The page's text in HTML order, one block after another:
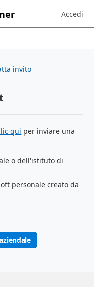
Sign in to
Accedi
invito
qui per inviare una
o dell'istituto di
personale creato da